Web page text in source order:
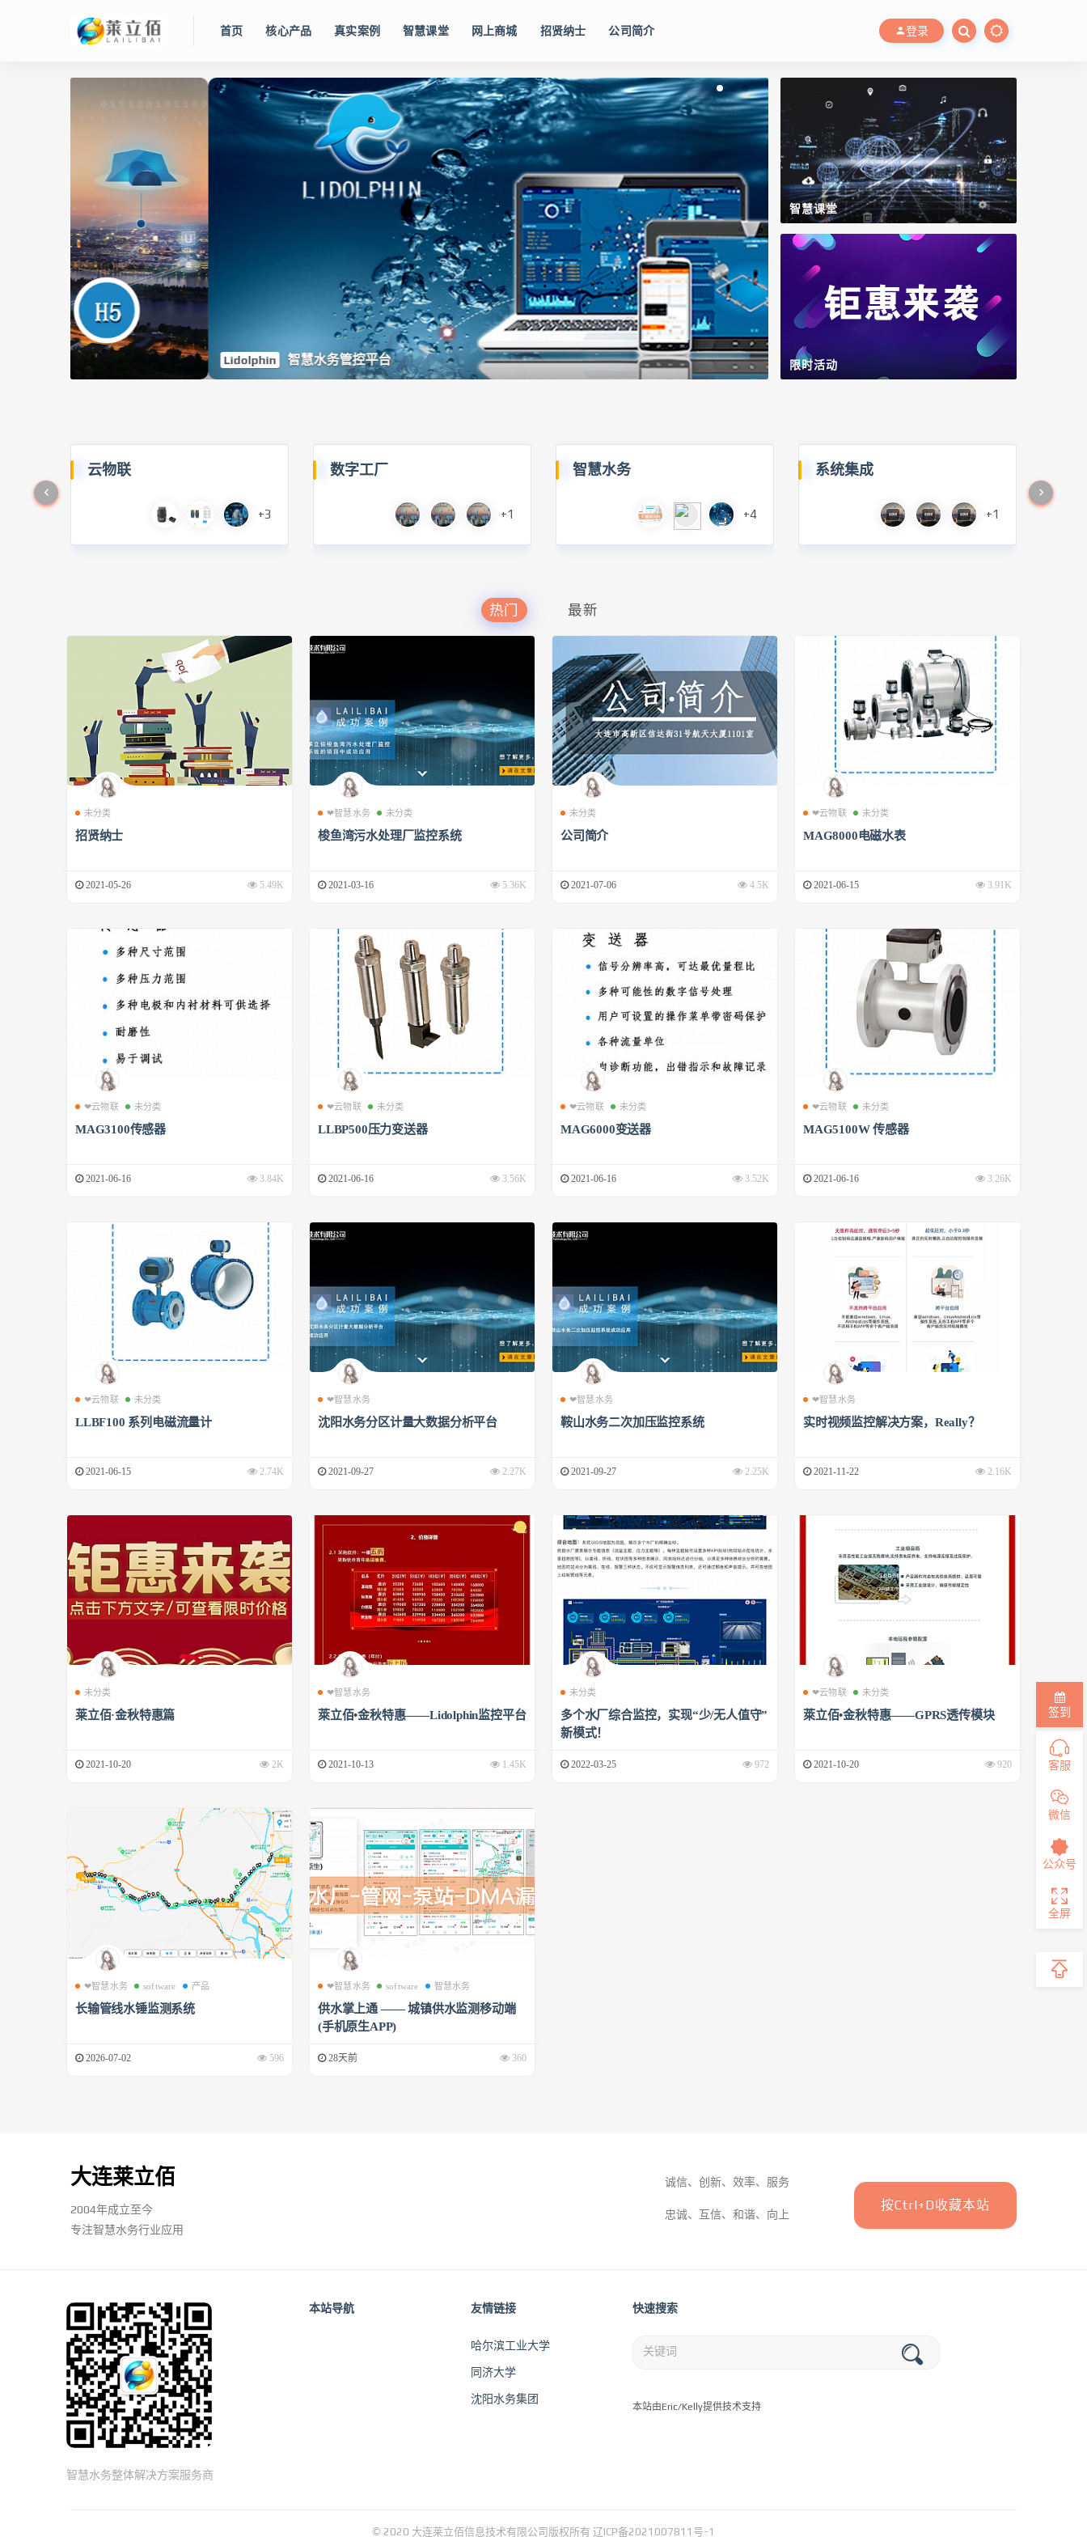
首页 核心产品 真实案例 智慧课堂 网上商城 招贤纳士 公司简介 登录
Lidolphin 智慧水务管控平台
智慧课堂
限时活动
云物联
+3
数字工厂
+1
智慧水务
+4
系统集成
+1
热门 最新
未分类
招贤纳士
2021-05-26 5.49K
❤智慧水务 未分类
梭鱼湾污水处理厂监控系统
2021-03-16 5.36K
未分类
公司简介
2021-07-06 4.5K
❤云物联 未分类
MAG8000电磁水表
2021-06-15 3.91K
❤云物联 未分类
MAG3100传感器
2021-06-16 3.84K
❤云物联 未分类
LLBP500压力变送器
2021-06-16 3.56K
❤云物联 未分类
MAG6000变送器
2021-06-16 3.52K
❤云物联 未分类
MAG5100W 传感器
2021-06-16 3.26K
❤云物联 未分类
LLBF100 系列电磁流量计
2021-06-15 2.74K
❤智慧水务
沈阳水务分区计量大数据分析平台
2021-09-27 2.27K
❤智慧水务
鞍山水务二次加压监控系统
2021-09-27 2.25K
❤智慧水务
实时视频监控解决方案，Really？
2021-11-22 2.16K
未分类
莱立佰·金秋特惠篇
2021-10-20 2K
❤智慧水务
萊立佰•金秋特惠——Lidolphin监控平台
2021-10-13 1.45K
未分类
多个水厂综合监控，实现“少/无人值守”
新模式！
2022-03-25 972
❤云物联 未分类
萊立佰•金秋特惠——GPRS透传模块
2021-10-20 920
❤智慧水务 software 产品
长输管线水锤监测系统
2026-07-02 596
❤智慧水务 software 智慧水务
供水掌上通 —— 城镇供水监测移动端
(手机原生APP)
28天前 360
大连莱立佰
2004年成立至今
专注智慧水务行业应用
按Ctrl+D收藏本站
诚信、创新、效率、服务
忠诚、互信、和谐、向上
智慧水务整体解决方案服务商
本站导航 友情链接
哈尔滨工业大学
同济大学
沈阳水务集团
快速搜索
本站由Eric/Kelly提供技术支持
© 2020 大连莱立佰信息技术有限公司版权所有 辽ICP备2021007811号-1
签到
客服
微信
公众号
全屏